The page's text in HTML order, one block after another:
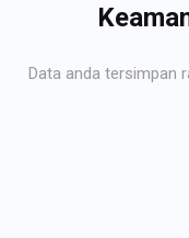
Data anda tersimpan